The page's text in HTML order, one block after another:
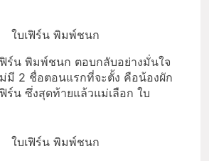
ฟิร์น พิมพ์ชนก ตอบกลับอย่างมั่นใจ
มี 2 ชื่อตอนแรกที่จะตั้ง คือน้องผัก
ร์น ซึ่งสุดท้ายแล้วแม่เลือก ใบ